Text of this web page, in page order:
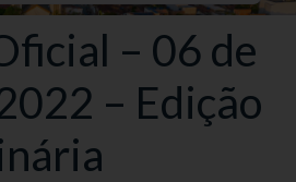
– 06 de
– Edição